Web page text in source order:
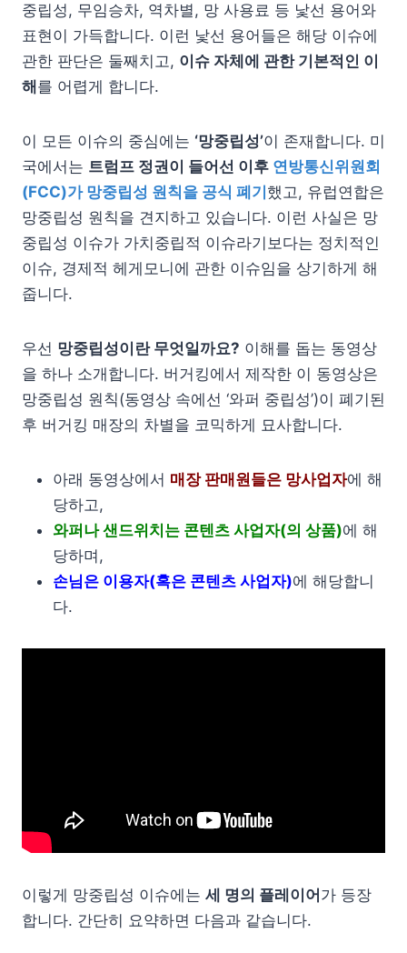
중립성, 무임승차, 역차별, 망 사용료 등 낯선 용어와
표현이 가득합니다. 이런 낯선 용어들은 해당 이슈에
관한 판단은 둘째치고, 이슈 자체에 관한 기본적인 이
해 를 어렵게 합니다.
이 모든 이슈의 중심에는 ‘망중립성’이 존재합니다. 미
국에서는 트럼프 정권이 들어선 이후 연방통신위원회
(FCC)가 망중립성 원칙을 공식 폐기 했고, 유럽연합은
망중립성 원칙을 견지하고 있습니다. 이런 사실은 망
중립성 이슈가 가치중립적 이슈라기보다는 정치적인
이슈, 경제적 헤게모니에 관한 이슈임을 상기하게 해
줍니다.
우선 망중립성이란 무엇일까요? 이해를 돕는 동영상
을 하나 소개합니다. 버거킹에서 제작한 이 동영상은
망중립성 원칙(동영상 속에선 ‘와퍼 중립성’)이 폐기된
후 버거킹 매장의 차별을 코믹하게 묘사합니다.
아래 동영상에서 매장 판매원들은 망사업자에 해
당하고,
와퍼나 샌드위치는 콘텐츠 사업자(의 상품)에 해
당하며,
손님은 이용자(혹은 콘텐츠 사업자)에 해당합니
다.
이렇게 망중립성 이슈에는 세 명의 플레이어 가 등장
합니다. 간단히 요약하면 다음과 같습니다.